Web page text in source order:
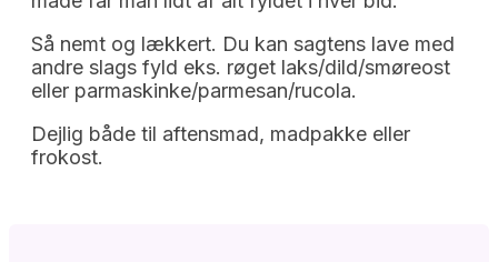
Så nemt og lækkert. Du kan sagtens lave med
andre slags fyld eks. røget laks/dild/smøreost
eller parmaskinke/parmesan/rucola.
Dejlig både til aftensmad, madpakke eller
frokost.